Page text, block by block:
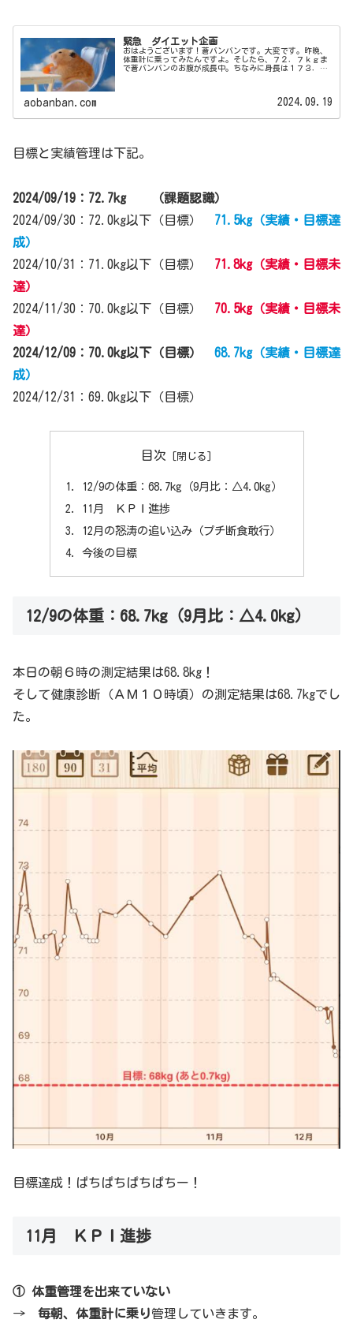
緊急 ダイエット企画
おはようございます！蒼バンバンです。大変です。昨晩、
体重計に乗ってみたんですよ。そしたら、７２．７ｋｇま
で蒼バンバンのお腹が成長中。ちなみに身長は１７３．５
aobanban.com 2024.09.19
目標と実績管理は下記。
2024/09/19：72.7kg （課題認識）
2024/09/30：72.0kg以下（目標） 71.5kg（実績・目標達
成）
2024/10/31：71.0kg以下（目標） 71.8kg（実績・目標未
達）
2024/11/30：70.0kg以下（目標） 70.5kg（実績・目標未
達）
2024/12/09：70.0kg以下（目標） 68.7kg（実績・目標達
成）
2024/12/31：69.0kg以下（目標）
目次
12/9の体重：68.7kg（9月比：△4.0kg）
11月 ＫＰＩ進捗
12月の怒涛の追い込み（プチ断食敢行）
今後の目標
12/9の体重：68.7kg（9月比：△4.0kg）
本日の朝６時の測定結果は68.8kg！
そして健康診断（ＡＭ１０時頃）の測定結果は68.7kgでし
た。
目標達成！ぱちぱちぱちぱちー！
11月 ＫＰＩ進捗
① 体重管理を出来ていない
→ 毎朝、体重計に乗り管理していきます。